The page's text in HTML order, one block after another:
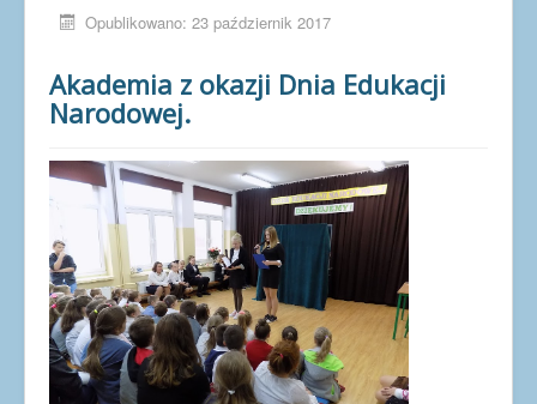
Opublikowano: 23 październik 2017
Akademia z okazji Dnia Edukacji
Narodowej.